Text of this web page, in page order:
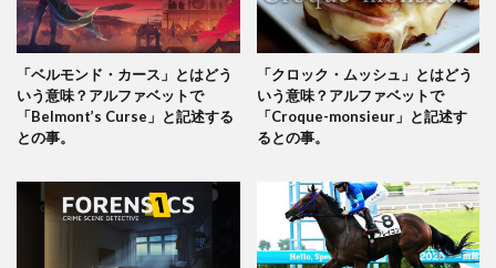
「ベルモンド・カース」とはどう
いう意味？アルファベットで
「Belmont’s Curse」と記述する
との事。
「クロック・ムッシュ」とはどう
いう意味？アルファベットで
「Croque-monsieur」と記述す
るとの事。